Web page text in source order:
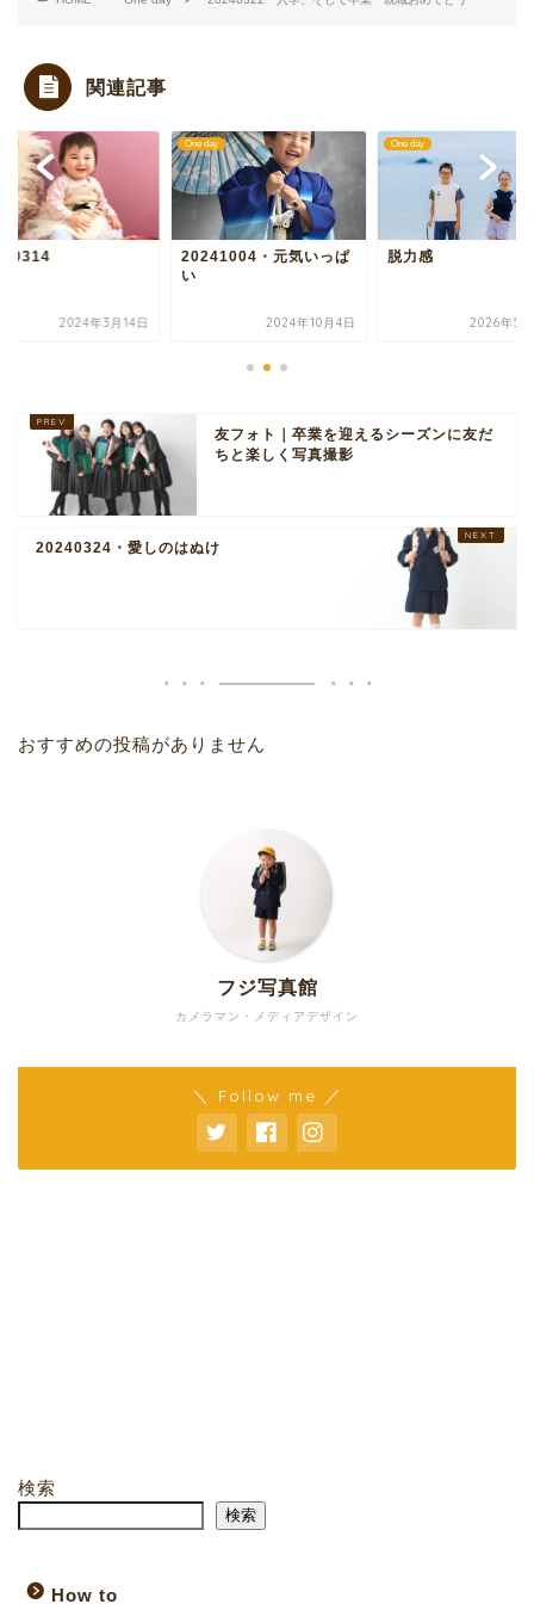
関連記事
One day
20241004・元気いっぱ
2024年10月4日
One day
脱力感
2026年5月24日
友フォト｜卒業を迎えるシーズンに友だ
ちと楽しく写真撮影
20240324・愛しのはぬけ
おすすめの投稿がありません
カメラマン・メディアデザイン
フジ写真館
＼ Follow me ／
検索
検索
How to